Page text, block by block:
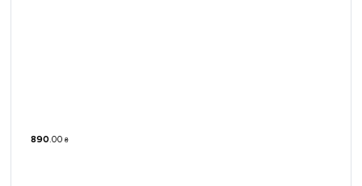
890.00 ₴